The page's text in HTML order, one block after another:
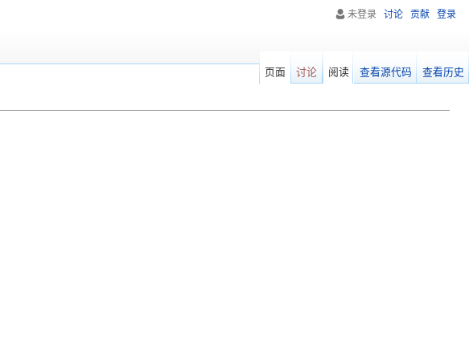
未登录 讨论 贡献 登录
页面 讨论 阅读 查看源代码 查看历史